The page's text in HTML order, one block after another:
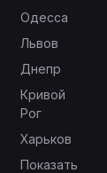
Одесса
Львов
Днепр
Кривой
Рог
Харьков
Показать